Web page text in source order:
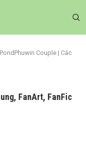
PondPhuwin Couple | Các
FanArt, FanFic